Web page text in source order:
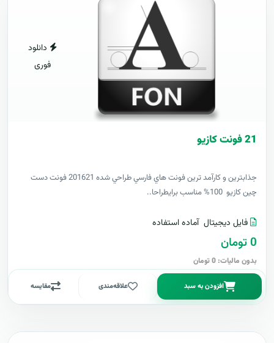
دانلود
فوری
21 فونت کازيو
جذابترين و کارآمد ترين فونت هاي فارسي طراحي شده 201621 فونت دست
چين کازيو 100% مناسب برايطراحا..
فایل دیجیتال آماده استفاده
0 تومان
بدون مالیات: 0 تومان
افزودن به سبد علاقه‌مندی مقایسه